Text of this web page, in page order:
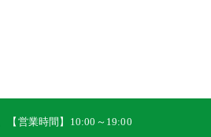
【営業時間】10:00～19:00